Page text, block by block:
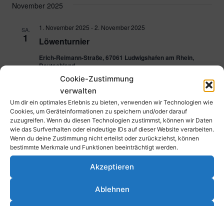
Cookie-Zustimmung
verwalten
Um dir ein optimales Erlebnis zu bieten, verwenden wir Technologien wie
Cookies, um Geräteinformationen zu speichern und/oder darauf
zuzugreifen. Wenn du diesen Technologien zustimmst, können wir Daten
wie das Surfverhalten oder eindeutige IDs auf dieser Website verarbeiten.
Wenn du deine Zustimmung nicht erteilst oder zurückziehst, können
bestimmte Merkmale und Funktionen beeinträchtigt werden.
Akzeptieren
Ablehnen
November 2025
SA.
1 Löwenturnier
1. November 2025 - 2. November 2025
Erich-Reimann-Straße, 67061 Ludwigshafen am Rhein,
Deutschland
1 Löwenturnier U14 / U16 Halle
1. November 2025-2. November 2025
Erich-Reimann-Straße, 67061 Ludwigshafen am Rhein,
Deutschland
wU16 OL-Spieltag (TH)
30. November 2025 @ 10:00-15:00
Ludwigshafen am Rhein